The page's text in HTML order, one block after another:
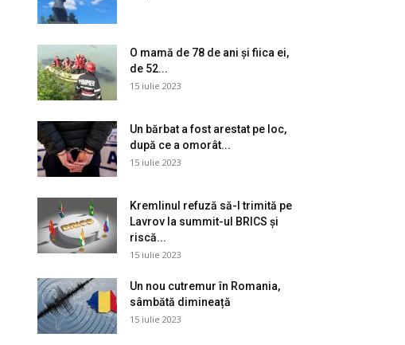
O mamă de 78 de ani și fiica ei,
de 52...
15 iulie 2023
Un bărbat a fost arestat pe loc,
după ce a omorât...
15 iulie 2023
Kremlinul refuză să-l trimită pe
Lavrov la summit-ul BRICS și
riscă...
15 iulie 2023
Un nou cutremur în Romania,
sâmbătă dimineață
15 iulie 2023